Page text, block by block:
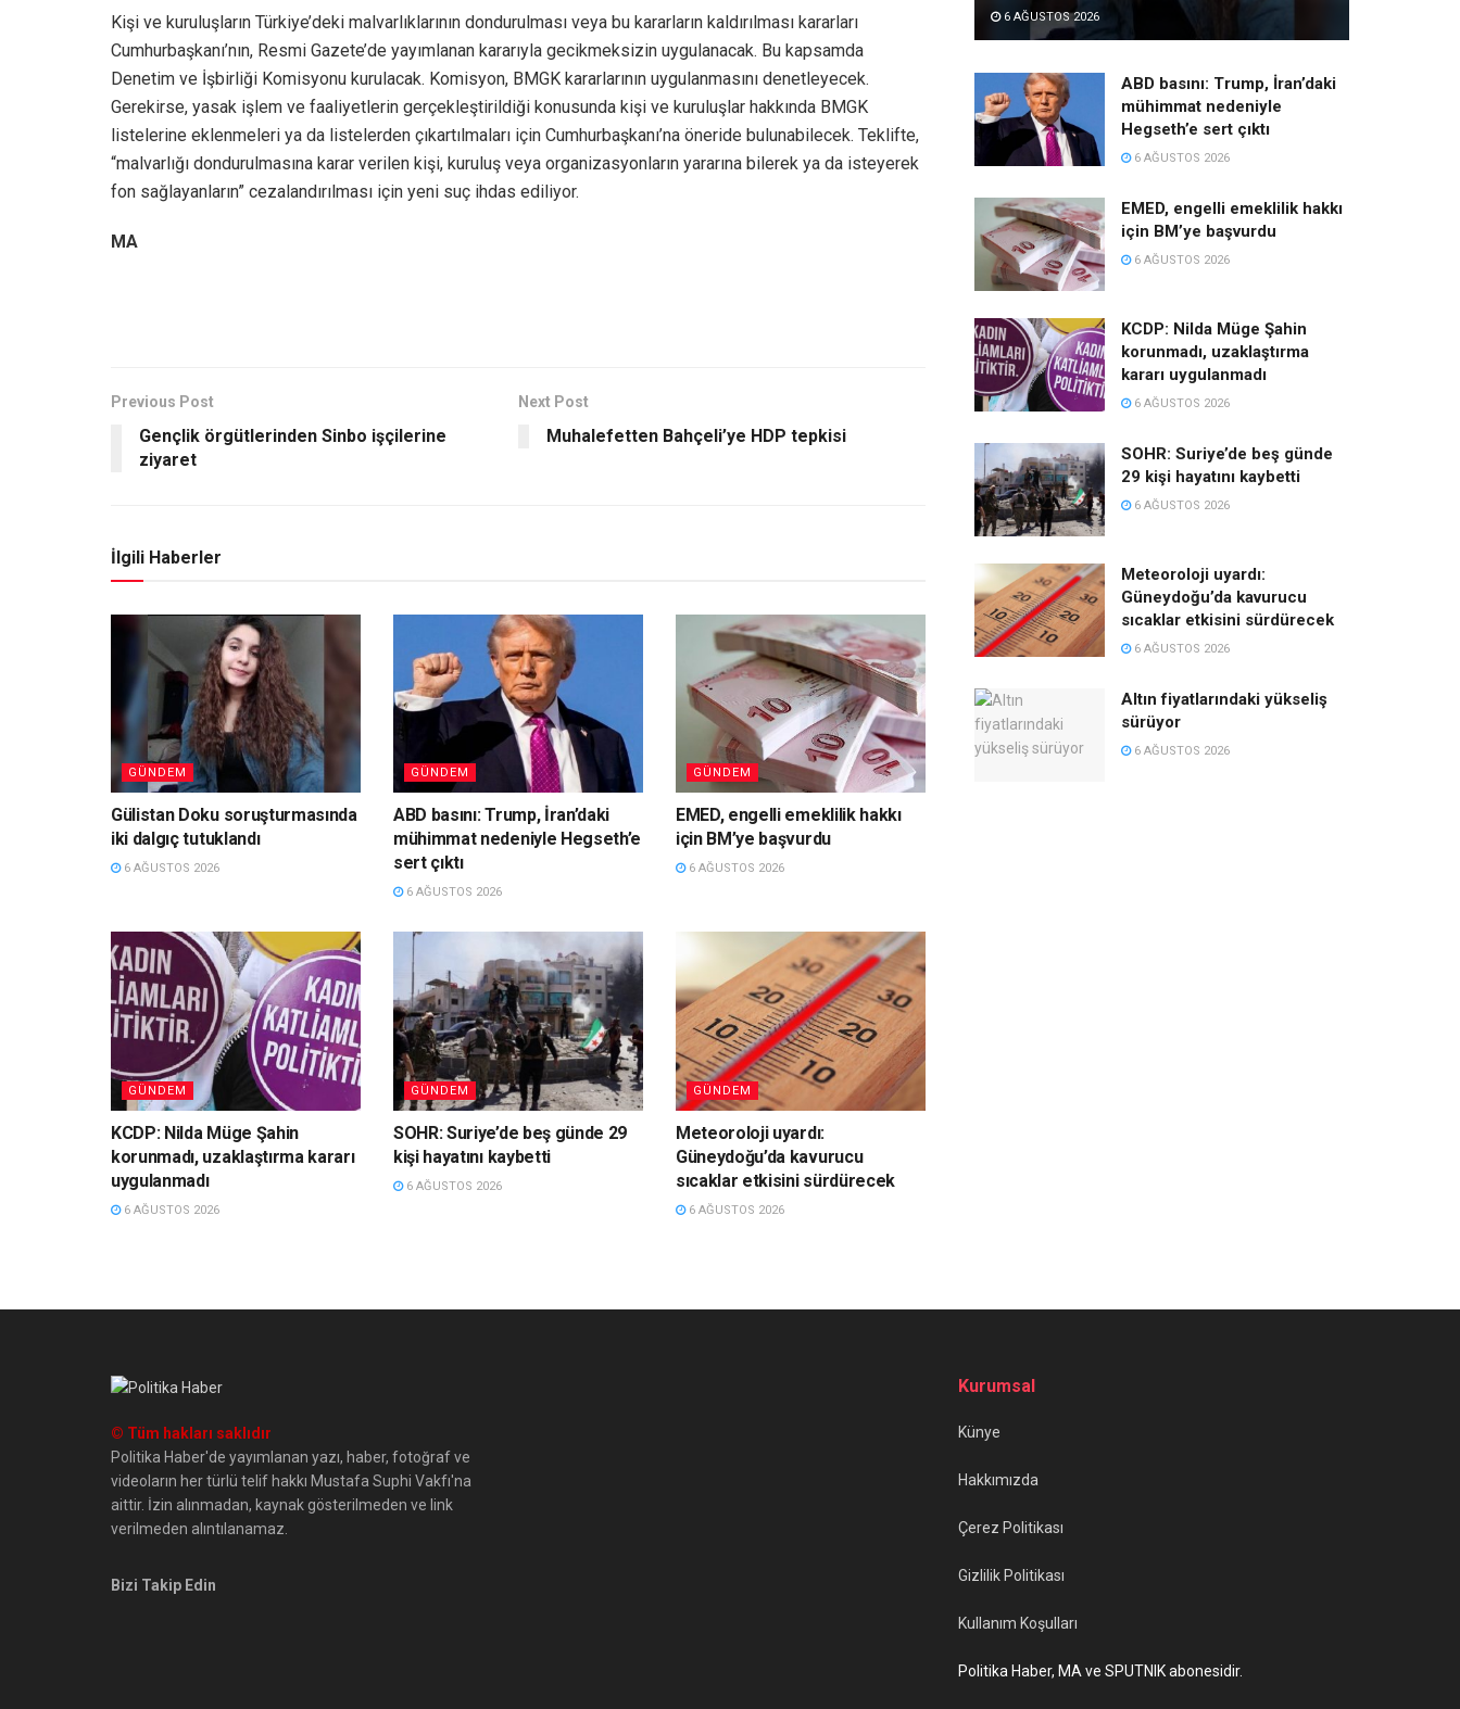
Kişi ve kuruluşların Türkiye’deki malvarlıklarının dondurulması veya bu kararların kaldırılması kararları
Cumhurbaşkanı’nın, Resmi Gazete’de yayımlanan kararıyla gecikmeksizin uygulanacak. Bu kapsamda
Denetim ve İşbirliği Komisyonu kurulacak. Komisyon, BMGK kararlarının uygulanmasını denetleyecek.
Gerekirse, yasak işlem ve faaliyetlerin gerçekleştirildiği konusunda kişi ve kuruluşlar hakkında BMGK
listelerine eklenmeleri ya da listelerden çıkartılmaları için Cumhurbaşkanı’na öneride bulunabilecek. Teklifte,
“malvarlığı dondurulmasına karar verilen kişi, kuruluş veya organizasyonların yararına bilerek ya da isteyerek
fon sağlayanların” cezalandırılması için yeni suç ihdas ediliyor.
MA
Previous Post
Gençlik örgütlerinden Sinbo işçilerine
ziyaret
Next Post
Muhalefetten Bahçeli’ye HDP tepkisi
İlgili Haberler
GÜNDEM
Gülistan Doku soruşturmasında
iki dalgıç tutuklandı
6 AĞUSTOS 2026
GÜNDEM
ABD basını: Trump, İran’daki
mühimmat nedeniyle Hegseth’e
sert çıktı
6 AĞUSTOS 2026
GÜNDEM
EMED, engelli emeklilik hakkı
için BM’ye başvurdu
6 AĞUSTOS 2026
GÜNDEM
KCDP: Nilda Müge Şahin
korunmadı, uzaklaştırma kararı
uygulanmadı
6 AĞUSTOS 2026
GÜNDEM
SOHR: Suriye’de beş günde 29
kişi hayatını kaybetti
6 AĞUSTOS 2026
GÜNDEM
Meteoroloji uyardı:
Güneydoğu’da kavurucu
sıcaklar etkisini sürdürecek
6 AĞUSTOS 2026
6 AĞUSTOS 2026
ABD basını: Trump, İran’daki
mühimmat nedeniyle
Hegseth’e sert çıktı
6 AĞUSTOS 2026
EMED, engelli emeklilik hakkı
için BM’ye başvurdu
6 AĞUSTOS 2026
KCDP: Nilda Müge Şahin
korunmadı, uzaklaştırma
kararı uygulanmadı
6 AĞUSTOS 2026
SOHR: Suriye’de beş günde
29 kişi hayatını kaybetti
6 AĞUSTOS 2026
Meteoroloji uyardı:
Güneydoğu’da kavurucu
sıcaklar etkisini sürdürecek
6 AĞUSTOS 2026
Altın fiyatlarındaki yükseliş
sürüyor
6 AĞUSTOS 2026
© Tüm hakları saklıdır
Politika Haber'de yayımlanan yazı, haber, fotoğraf ve
videoların her türlü telif hakkı Mustafa Suphi Vakfı'na
aittir. İzin alınmadan, kaynak gösterilmeden ve link
verilmeden alıntılanamaz.
Bizi Takip Edin
Kurumsal
Künye
Hakkımızda
Çerez Politikası
Gizlilik Politikası
Kullanım Koşulları
Politika Haber, MA ve SPUTNIK abonesidir.